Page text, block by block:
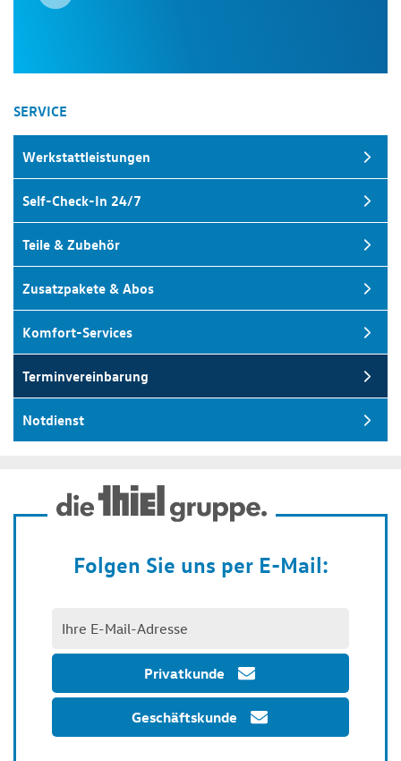
SERVICE
Werkstattleistungen
Self-Check-In 24/7
Teile & Zubehör
Zusatzpakete & Abos
Komfort-Services
Terminvereinbarung
Notdienst
Folgen Sie uns per E-Mail:
Privatkunde
Geschäftskunde